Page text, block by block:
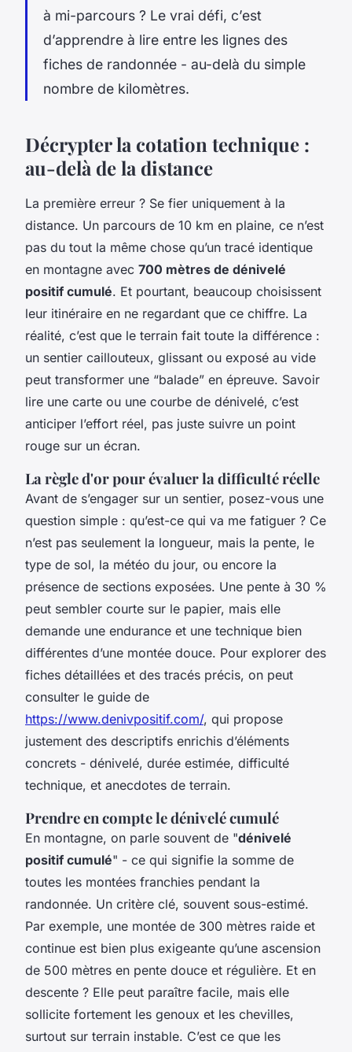
à mi-parcours ? Le vrai défi, c’est
d’apprendre à lire entre les lignes des
fiches de randonnée - au-delà du simple
nombre de kilomètres.
Décrypter la cotation technique :
au-delà de la distance
La première erreur ? Se fier uniquement à la
distance. Un parcours de 10 km en plaine, ce n’est
pas du tout la même chose qu’un tracé identique
en montagne avec 700 mètres de dénivelé
positif cumulé. Et pourtant, beaucoup choisissent
leur itinéraire en ne regardant que ce chiffre. La
réalité, c’est que le terrain fait toute la différence :
un sentier caillouteux, glissant ou exposé au vide
peut transformer une “balade” en épreuve. Savoir
lire une carte ou une courbe de dénivelé, c’est
anticiper l’effort réel, pas juste suivre un point
rouge sur un écran.
La règle d'or pour évaluer la difficulté réelle
Avant de s’engager sur un sentier, posez-vous une
question simple : qu’est-ce qui va me fatiguer ? Ce
n’est pas seulement la longueur, mais la pente, le
type de sol, la météo du jour, ou encore la
présence de sections exposées. Une pente à 30 %
peut sembler courte sur le papier, mais elle
demande une endurance et une technique bien
différentes d’une montée douce. Pour explorer des
fiches détaillées et des tracés précis, on peut
consulter le guide de
https://www.denivpositif.com/, qui propose
justement des descriptifs enrichis d’éléments
concrets - dénivelé, durée estimée, difficulté
technique, et anecdotes de terrain.
Prendre en compte le dénivelé cumulé
En montagne, on parle souvent de "dénivelé
positif cumulé" - ce qui signifie la somme de
toutes les montées franchies pendant la
randonnée. Un critère clé, souvent sous-estimé.
Par exemple, une montée de 300 mètres raide et
continue est bien plus exigeante qu’une ascension
de 500 mètres en pente douce et régulière. Et en
descente ? Elle peut paraître facile, mais elle
sollicite fortement les genoux et les chevilles,
surtout sur terrain instable. C’est ce que les